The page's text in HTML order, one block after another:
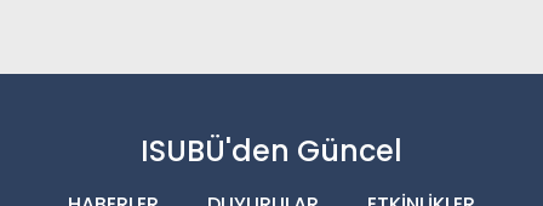
ISUBÜ'den Güncel